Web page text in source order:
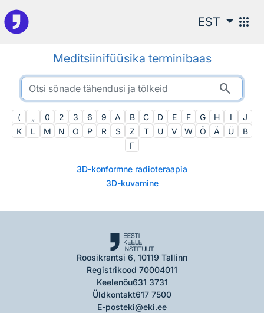
Otsingu juurde
EST apps
Meditsiinifüüsika terminibaas
search
( „ 0 2 3 6 9 A B C D E F G H I
J
K
L M N O P R S Z T U V W Õ Ä Ü
Β
Γ
3D-konformne radioteraapia
3D-kuvamine
Roosikrantsi 6, 10119 Tallinn
Registrikood 70004011
Keelenõu631 3731
Üldkontakt617 7500
E-posteki@eki.ee